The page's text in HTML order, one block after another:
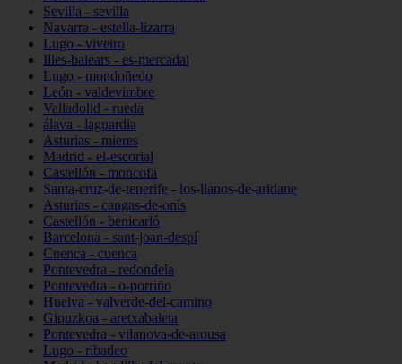
Sevilla - sevilla
Navarra - estella-lizarra
Lugo - viveiro
Illes-balears - es-mercadal
Lugo - mondoñedo
León - valdevimbre
Valladolid - rueda
álava - laguardia
Asturias - mieres
Madrid - el-escorial
Castellón - moncofa
Santa-cruz-de-tenerife - los-llanos-de-aridane
Asturias - cangas-de-onís
Castellón - benicarló
Barcelona - sant-joan-despí
Cuenca - cuenca
Pontevedra - redondela
Pontevedra - o-porriño
Huelva - valverde-del-camino
Gipuzkoa - aretxabaleta
Pontevedra - vilanova-de-arousa
Lugo - ribadeo